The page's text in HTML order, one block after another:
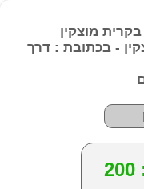
מוצקין
- בכתובת : דרך
מחיר:החל מ: 200